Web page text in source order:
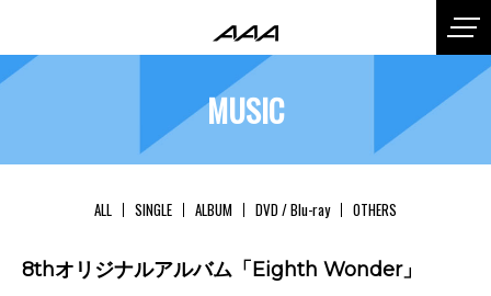
MUSIC
ALL SINGLE ALBUM DVD / Blu-ray OTHERS
8thオリジナルアルバム「Eighth Wonder」